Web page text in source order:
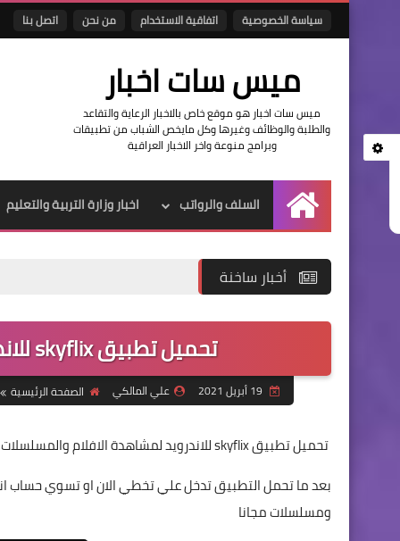
سياسة الخصوصية اتفاقية الاستخدام من نحن اتصل بنا
ميس سات اخبار
ميس سات اخبار هو موقع خاص بالاخبار الرعاية والتقاعد
والطلبة والوظائف وغيرها وكل مايخص الشباب من تطبيقات
وبرامج منوعة واخر الاخبار العراقية
الرئيسية
السلف والرواتب اخبار وزارة التربية والتعليم
أخبار ساخنة
تحميل تطبيق skyflix للاندرويد لمشاهدة الافلام والمسلسلات
علي المالكي الصفحة الرئيسية
تحميل تطبيق skyflix للاندرويد لمشاهدة الافلام والمسلسلات
بعد ما تحمل التطبيق تدخل علي تخطي الان او تسوي
ومسلسلات مجانا